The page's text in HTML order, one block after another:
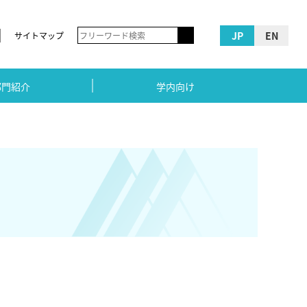
サイトマップ JP EN
紹介 学内向け